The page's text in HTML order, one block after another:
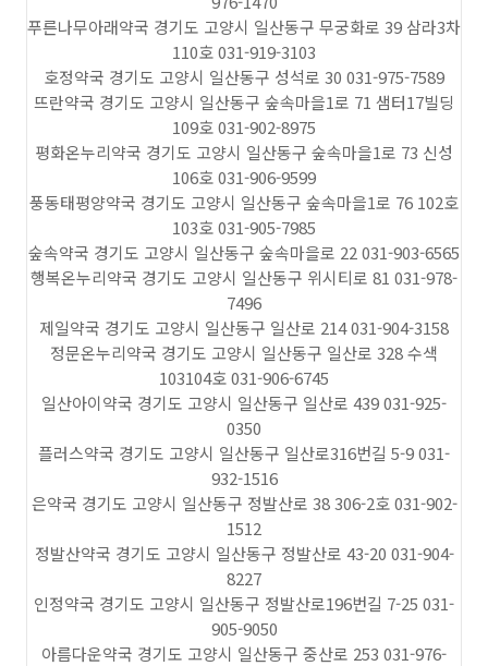
푸른나무아래약국 경기도 고양시 일산동구 무궁화로 39 삼라3차
110호 031-919-3103
호정약국 경기도 고양시 일산동구 성석로 30 031-975-7589
뜨란약국 경기도 고양시 일산동구 숲속마을1로 71 샘터17빌딩
109호 031-902-8975
평화온누리약국 경기도 고양시 일산동구 숲속마을1로 73 신성
106호 031-906-9599
풍동태평양약국 경기도 고양시 일산동구 숲속마을1로 76 102호
103호 031-905-7985
숲속약국 경기도 고양시 일산동구 숲속마을로 22 031-903-6565
행복온누리약국 경기도 고양시 일산동구 위시티로 81 031-978-
7496
제일약국 경기도 고양시 일산동구 일산로 214 031-904-3158
정문온누리약국 경기도 고양시 일산동구 일산로 328 수색
103104호 031-906-6745
일산아이약국 경기도 고양시 일산동구 일산로 439 031-925-
0350
플러스약국 경기도 고양시 일산동구 일산로316번길 5-9 031-
932-1516
은약국 경기도 고양시 일산동구 정발산로 38 306-2호 031-902-
1512
정발산약국 경기도 고양시 일산동구 정발산로 43-20 031-904-
8227
인정약국 경기도 고양시 일산동구 정발산로196번길 7-25 031-
905-9050
아름다운약국 경기도 고양시 일산동구 중산로 253 031-976-